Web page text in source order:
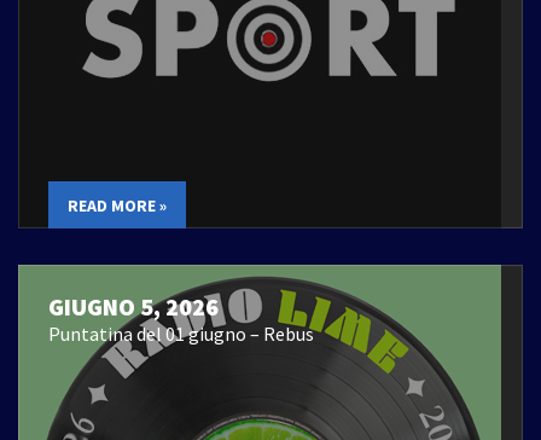
READ MORE »
GIUGNO 5, 2026
Puntatina del 01 giugno – Rebus